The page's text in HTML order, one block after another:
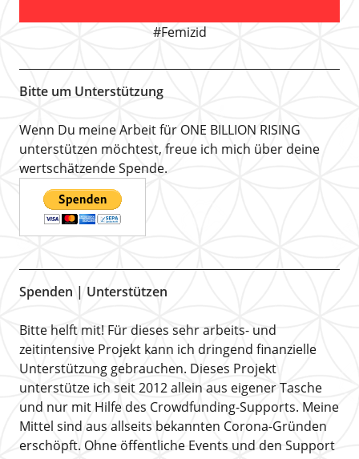
#Femizid
Bitte um Unterstützung
Wenn Du meine Arbeit für ONE BILLION RISING
unterstützen möchtest, freue ich mich über deine
wertschätzende Spende.
Spenden | Unterstützen
Bitte helft mit! Für dieses sehr arbeits- und
zeitintensive Projekt kann ich dringend finanzielle
Unterstützung gebrauchen. Dieses Projekt
unterstütze ich seit 2012 allein aus eigener Tasche
und nur mit Hilfe des Crowdfunding-Supports. Meine
Mittel sind aus allseits bekannten Corona-Gründen
erschöpft. Ohne öffentliche Events und den Support